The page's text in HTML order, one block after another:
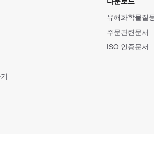
유해화학물질
주문관련문서
ISO 인증문서